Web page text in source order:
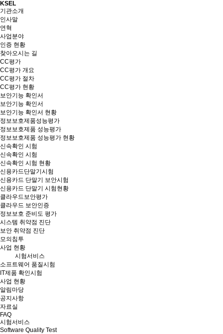
KSEL
기관소개
인사말
연혁
사업분야
인증 현황
찾아오시는 길
CC평가
CC평가 개요
CC평가 절차
CC평가 현황
보안기능 확인서
보안기능 확인서
보안기능 확인서 현황
정보보호제품성능평가
정보보호제품 성능평가
정보보호제품 성능평가 현황
신속확인 시험
신속확인 시험
신속확인 시험 현황
신용카드단말기시험
신용카드 단말기 보안시험
신용카드 단말기 시험현황
클라우드보안평가
클라우드 보안인증
정보보호 준비도 평가
시스템 취약점 진단
보안 취약점 진단
모의침투
사업 현황
시험서비스
소프트웨어 품질시험
IT제품 확인시험
사업 현황
알림마당
공지사항
자료실
FAQ
시험서비스
Software Quality Test